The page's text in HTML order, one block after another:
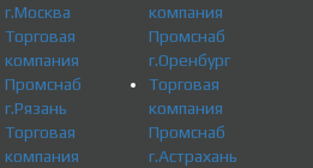
г.Москва
Торговая
компания
Промснаб
г.Рязань
Торговая
компания
компания
Промснаб
г.Оренбург
Торговая
компания
Промснаб
г.Астрахань